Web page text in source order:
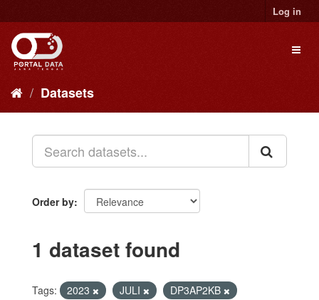
to
content
Log in
Datasets
Order by
1 dataset found
Tags: 2023 JULI
DP3AP2KB